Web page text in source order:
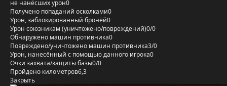
не нанёсших урон0
Получено попаданий осколками0
Урон, заблокированный бронёй0
Урон союзникам (уничтожено/повреждений)0/0
Обнаружено машин противника0
Повреждено/уничтожено машин противника3/0
Урон, нанесённый с помощью данного игрока0
Очки захвата/защиты базы0/0
Пройдено километров6,3
Закрыть